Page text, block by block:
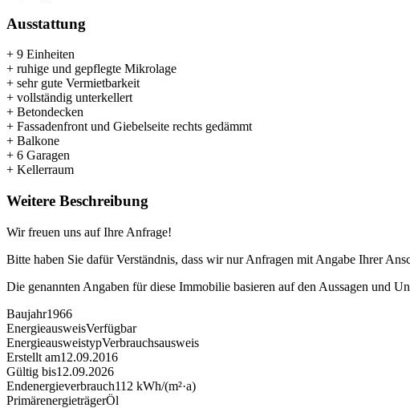
Ausstattung
+ 9 Einheiten
+ ruhige und gepflegte Mikrolage
+ sehr gute Vermietbarkeit
+ vollständig unterkellert
+ Betondecken
+ Fassadenfront und Giebelseite rechts gedämmt
+ Balkone
+ 6 Garagen
+ Kellerraum
Weitere Beschreibung
Wir freuen uns auf Ihre Anfrage!
Bitte haben Sie dafür Verständnis, dass wir nur Anfragen mit Angabe Ihrer
Die genannten Angaben für diese Immobilie basieren auf den Aussagen und
Baujahr1966
EnergieausweisVerfügbar
Energie­ausweistypVerbrauchsausweis
Erstellt am12.09.2016
Gültig bis12.09.2026
Endenergieverbrauch112 kWh/(m²·a)
PrimärenergieträgerÖl